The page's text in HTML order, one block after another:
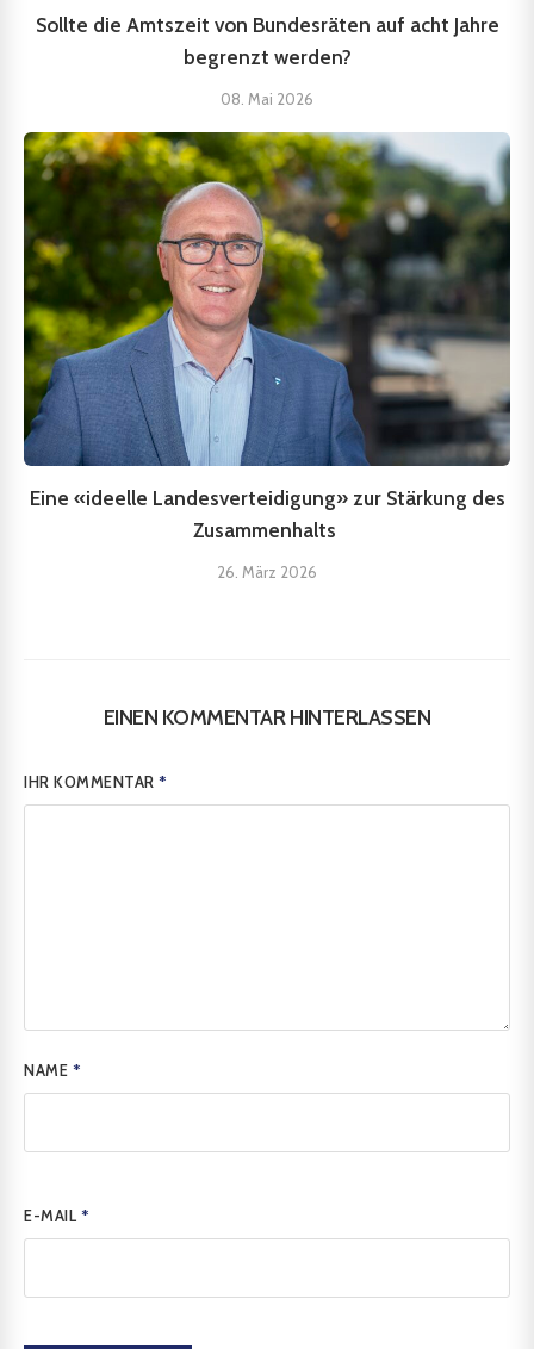
Sollte die Amtszeit von Bundesräten auf acht Jahre
begrenzt werden?
08. Mai 2026
Eine «ideelle Landesverteidigung» zur Stärkung des
Zusammenhalts
26. März 2026
EINEN KOMMENTAR HINTERLASSEN
IHR KOMMENTAR*
NAME *
E-MAIL *